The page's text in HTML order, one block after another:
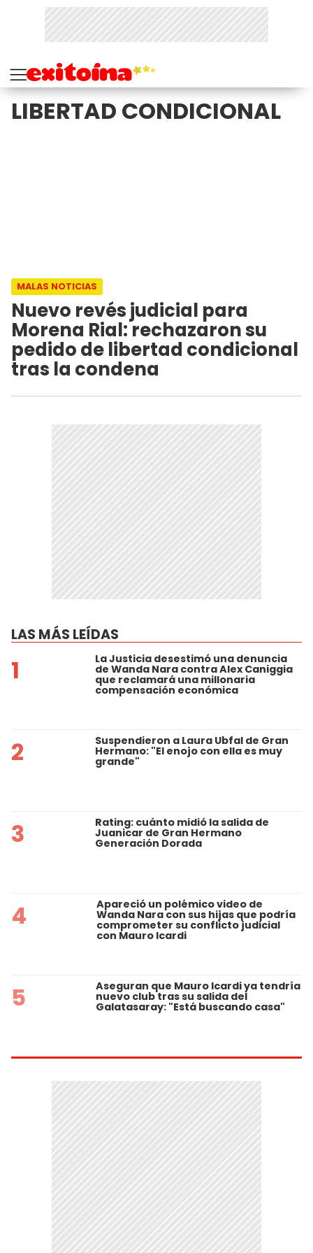
LIBERTAD CONDICIONAL
MALAS NOTICIAS
Nuevo revés judicial para
Morena Rial: rechazaron su
pedido de libertad condicional
tras la condena
LAS MÁS LEÍDAS
1 La Justicia desestimó una denuncia
de Wanda Nara contra Alex Caniggia
que reclamará una millonaria
compensación económica
2 Suspendieron a Laura Ubfal de Gran
Hermano: "El enojo con ella es muy
grande"
3 Rating: cuánto midió la salida de
Juanicar de Gran Hermano
Generación Dorada
4 Apareció un polémico video de
Wanda Nara con sus hijas que podría
comprometer su conflicto judicial
con Mauro Icardi
5 Aseguran que Mauro Icardi ya tendría
nuevo club tras su salida del
Galatasaray: "Está buscando casa"